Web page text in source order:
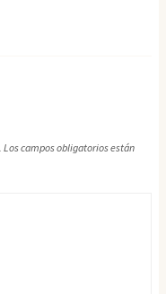
Los campos obligatorios están